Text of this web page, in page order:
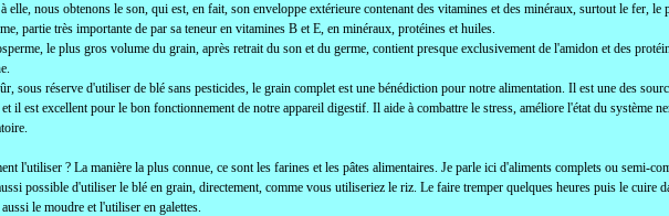
elle, nous obtenons le son, qui est, en fait, son enveloppe extérieure contenant des vitamines et des minéraux, surtout le fer, le
partie très importante de par sa teneur en vitamines B et E, en minéraux, protéines et huiles.
le plus gros volume du grain, après retrait du son et du germe, contient presque exclusivement de l'amidon et des
sous réserve d'utiliser de blé sans pesticides, le grain complet est une bénédiction pour notre alimentation. Il est une des
il est excellent pour le bon fonctionnement de notre appareil digestif. Il aide à combattre le stress, améliore l'état du système
l'utiliser ? La manière la plus connue, ce sont les farines et les pâtes alimentaires. Je parle ici d'aliments complets ou semi-
possible d'utiliser le blé en grain, directement, comme vous utiliseriez le riz. Le faire tremper quelques heures puis le cuire
aussi le moudre et l'utiliser en galettes.